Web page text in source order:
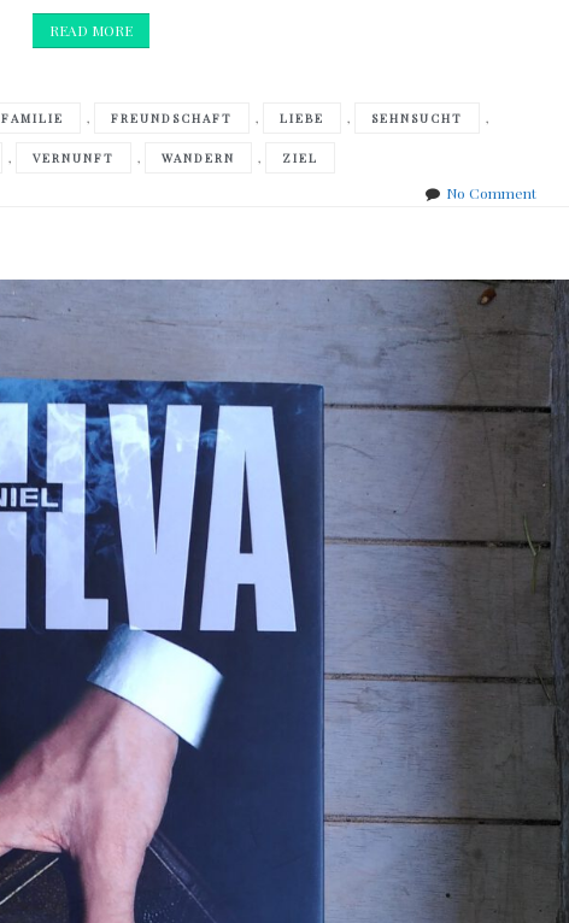
READ MORE
FAMILIE , FREUNDSCHAFT , LIEBE , SEHNSUCHT ,
, VERNUNFT , WANDERN , ZIEL
No Commenton
Etta
and
Otto
and
and
James